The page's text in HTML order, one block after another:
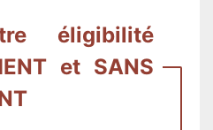
éligibilité
et SANS